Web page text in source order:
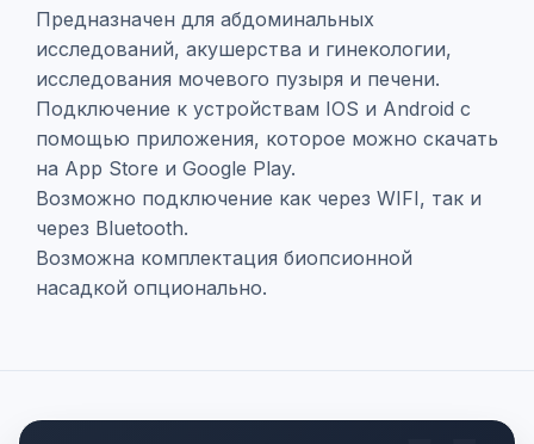
Предназначен для абдоминальных
исследований, акушерства и гинекологии,
исследования мочевого пузыря и печени.
Подключение к устройствам IOS и Android с
помощью приложения, которое можно скачать
на App Store и Google Play.
Возможно подключение как через WIFI, так и
через Bluetooth.
Возможна комплектация биопсионной
насадкой опционально.